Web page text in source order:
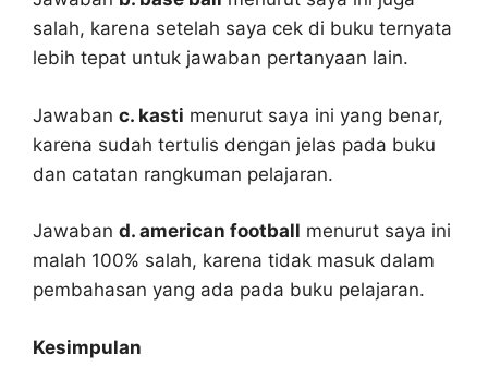
salah, karena setelah saya cek di buku ternyata
lebih tepat untuk jawaban pertanyaan lain.
Jawaban c. kasti menurut saya ini yang benar,
karena sudah tertulis dengan jelas pada buku
dan catatan rangkuman pelajaran.
Jawaban d. american football menurut saya ini
malah 100% salah, karena tidak masuk dalam
pembahasan yang ada pada buku pelajaran.
Kesimpulan